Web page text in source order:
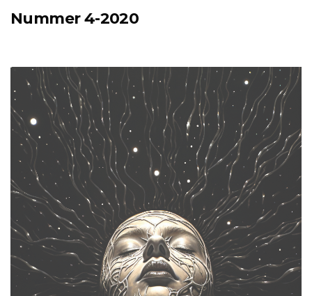
Nummer 4-2020